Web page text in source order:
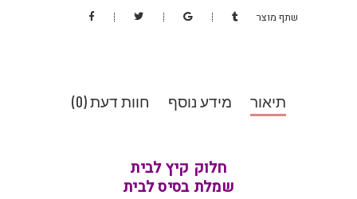
שתף מוצר
תיאור מידע נוסף חוות דעת (0)
חלוק קיץ לבית
שמלת בסיס לבית